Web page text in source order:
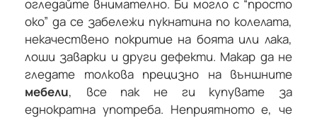
огледайте внимателно. Би могло с “просто
око” да се забележи пукнатина по колелата,
некачествено покритие на боята или лака,
лоши заварки и други дефекти. Макар да не
гледате толкова прецизно на външните
мебели, все пак не ги купувате за
еднократна употреба. Неприятното е, че